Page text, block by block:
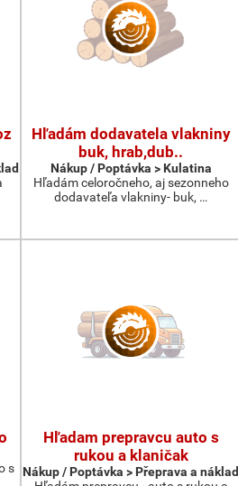
Hľadám dodavatela vlakniny
buk, hrab,dub..
Nákup / Poptávka > Kulatina
Hľadám celoročneho, aj sezonneho
dodavateľa vlakniny- buk, …
s
Hľadam prepravcu auto s
rukou a klaničak
Nákup / Poptávka > Přeprava a náklad